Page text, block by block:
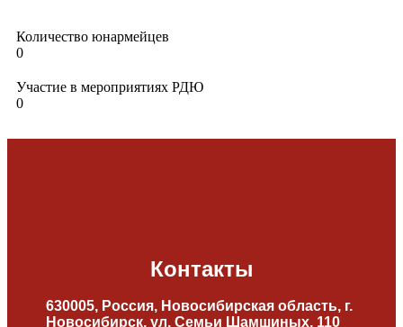
Количество юнармейцев
0
Участие в мероприятиях РДЮ
0
Контакты
630005, Россия, Новосибирская область, г.
Новосибирск, ул. Семьи Шамшиных, 110